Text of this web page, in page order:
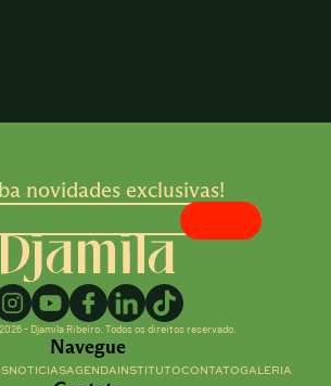
novidades exclusivas!
- Djamila Ribeiro. Todos os direitos reservado.
Navegue
NOTICIASAGENDA INSTITUTOCONTATOGALERIA